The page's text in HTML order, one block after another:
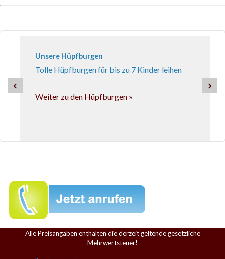
Unsere Hüpfburgen
Tolle Hüpfburgen für bis zu 7 Kinder leihen
Weiter zu den Hüpfburgen »
in 3 verschiedenen Größen
Weiter zu den Waterwalking-Anlagen »
Angebot Kinder-Paddelboote
‹ ›
Alle Preisangaben enthalten die derzeit geltende gesetzliche
Mehrwertsteuer!